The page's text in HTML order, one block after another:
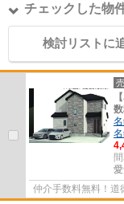
チェックした物
検討リストに
仲介手数料無料！道